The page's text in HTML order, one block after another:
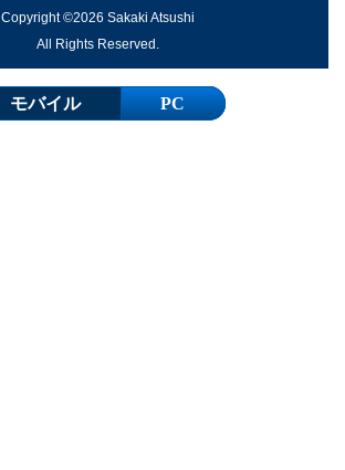
Copyright ©2026 Sakaki Atsushi
All Rights Reserved.
モバイル PC